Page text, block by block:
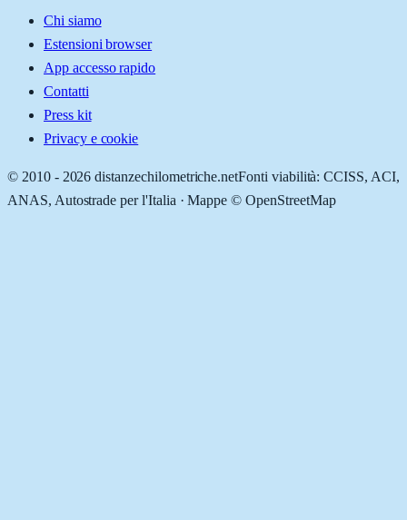
Chi siamo
Estensioni browser
App accesso rapido
Contatti
Press kit
Privacy e cookie
© 2010 - 2026 distanzechilometriche.netFonti viabilità: CCISS, ACI,
ANAS, Autostrade per l'Italia · Mappe © OpenStreetMap